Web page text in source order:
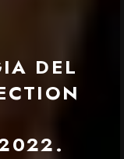
DEL